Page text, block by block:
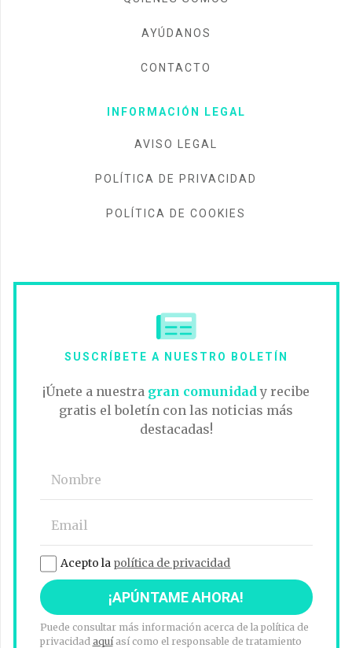
AYÚDANOS
CONTACTO
INFORMACIÓN LEGAL
AVISO LEGAL
POLÍTICA DE PRIVACIDAD
POLÍTICA DE COOKIES
SUSCRÍBETE A NUESTRO BOLETÍN
¡Únete a nuestra gran comunidady recibe
gratis el boletín con las noticias más
destacadas!
Acepto la política de privacidad
Puede consultar más información acerca de la política de
privacidad aquíasí como el responsable de tratamiento